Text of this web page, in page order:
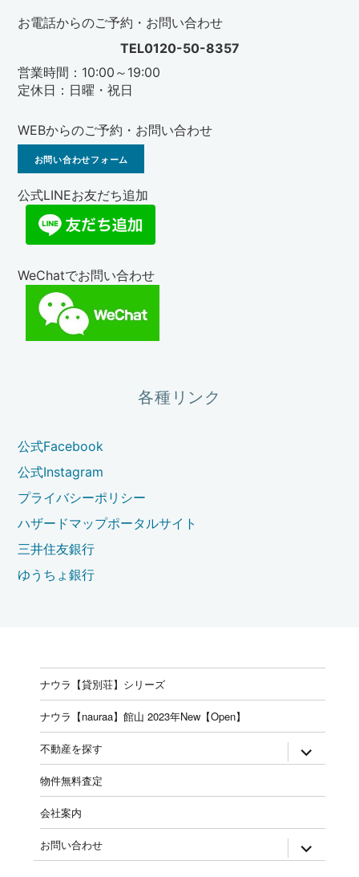
お電話からのご予約・お問い合わせ
TEL0120-50-8357
営業時間：10:00～19:00
定休日：日曜・祝日
WEBからのご予約・お問い合わせ
お問い合わせフォーム
公式LINEお友だち追加
WeChatでお問い合わせ
各種リンク
公式Facebook
公式Instagram
プライバシーポリシー
ハザードマップポータルサイト
三井住友銀行
ゆうちょ銀行
ナウラ【貸別荘】シリーズ
ナウラ【nauraa】館山 2023年New【Open】
不動産を探す expand
child
物件無料査定
会社案内
お問い合わせ expand
child